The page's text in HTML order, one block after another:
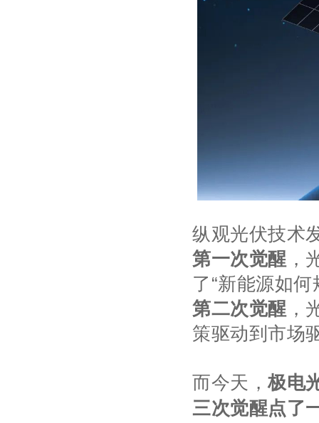
纵观光伏技术
第一次觉醒 ，
了“新能源如
第二次觉醒 ，
策驱动到市场
而今天，极电
三次觉醒点了